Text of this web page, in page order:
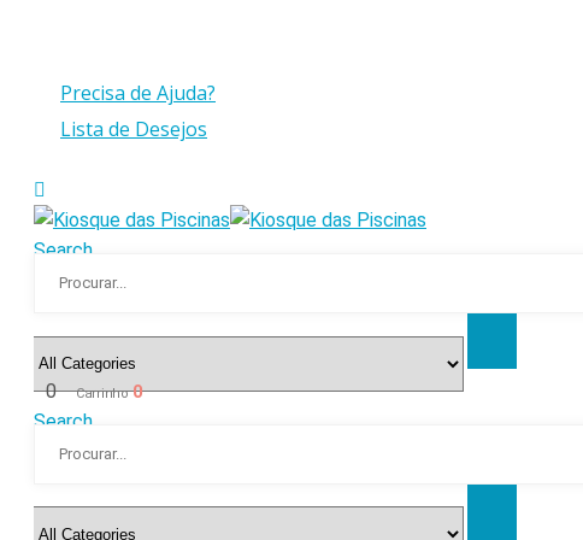
Precisa de Ajuda?
Lista de Desejos
Search
0 Carrinho0
Search